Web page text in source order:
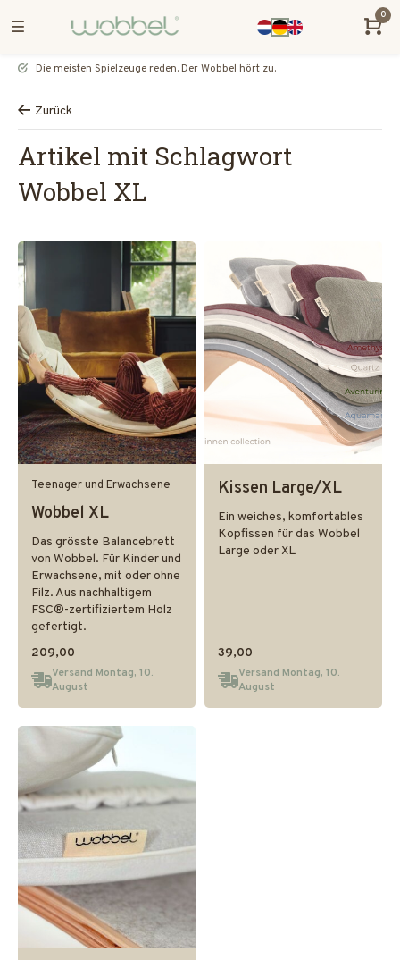
0
Die meisten Spielzeuge reden. Der Wobbel hört zu.
Zurück
Artikel mit Schlagwort
Wobbel XL
Teenager und Erwachsene
Wobbel XL
Das grösste Balancebrett
von Wobbel. Für Kinder und
Erwachsene, mit oder ohne
Filz. Aus nachhaltigem
FSC®-zertifiziertem Holz
gefertigt.
209,00
Versand Montag, 10.
August
Kissen Large/XL
Ein weiches, komfortables
Kopfissen für das Wobbel
Large oder XL
39,00
Versand Montag, 10.
August